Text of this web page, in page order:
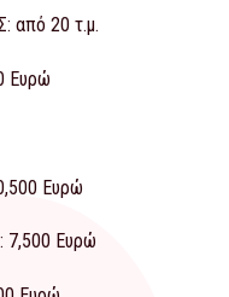
από 20 τ.μ.
Ευρώ
Ευρώ
7,500 Ευρώ